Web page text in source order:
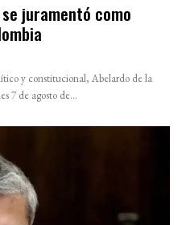
juramentó como
y constitucional, Abelardo de la
7 de agosto de...